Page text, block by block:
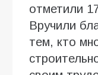
отметили
Вручили
тем, кто